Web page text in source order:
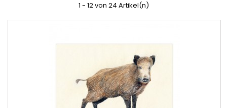
1 - 12 von 24 Artikel(n)